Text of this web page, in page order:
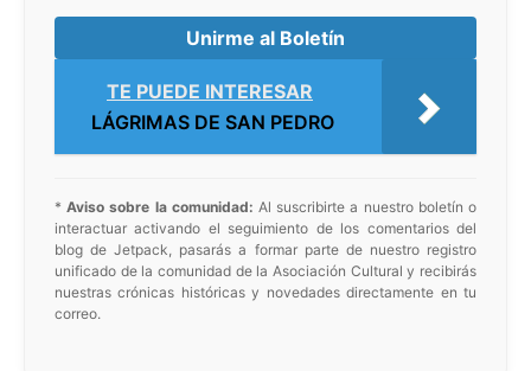
TE PUEDE INTERESAR
LÁGRIMAS DE SAN PEDRO
*Aviso sobre la comunidad: Al suscribirte a nuestro boletín o
interactuar activando el seguimiento de los comentarios del
blog de Jetpack, pasarás a formar parte de nuestro registro
unificado de la comunidad de la Asociación Cultural y recibirás
nuestras crónicas históricas y novedades directamente en tu
correo.